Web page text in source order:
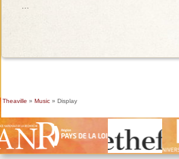
…
Theaville » Music» Display